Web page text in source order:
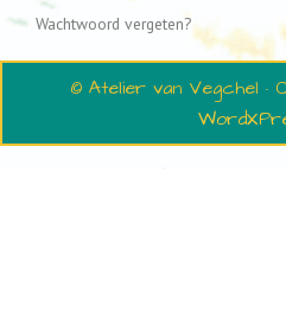
Wachtwoord vergeten?
© Atelier van Vegchel ·